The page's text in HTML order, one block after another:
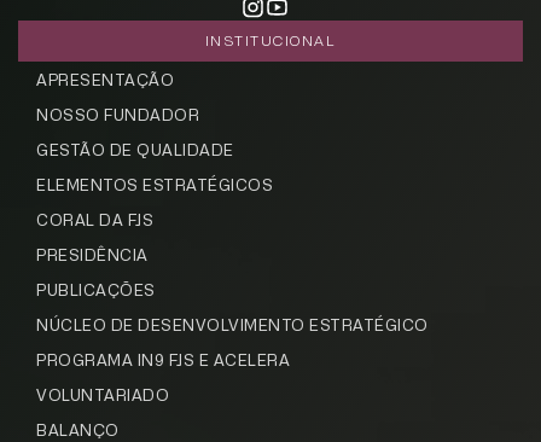
INSTITUCIONAL
APRESENTAÇÃO
NOSSO FUNDADOR
GESTÃO DE QUALIDADE
ELEMENTOS ESTRATÉGICOS
CORAL DA FJS
PRESIDÊNCIA
PUBLICAÇÕES
NÚCLEO DE DESENVOLVIMENTO ESTRATÉGICO
PROGRAMA IN9 FJS E ACELERA
VOLUNTARIADO
BALANÇO